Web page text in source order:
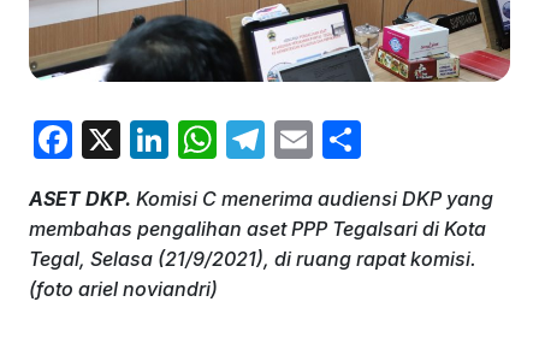
F
c
e
b
X
Li
k
e
dI
W
at
s
T
e
gr
E
ai
l
ar
e
ASET DKP. Komisi C menerima audiensi DKP yang
membahas pengalihan aset PPP Tegalsari di Kota
Tegal, Selasa (21/9/2021), di ruang rapat komisi.
(foto ariel noviandri)